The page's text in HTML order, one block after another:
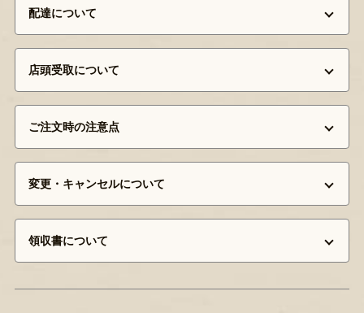
配達について
店頭受取について
ご注文時の注意点
変更・キャンセルについて
領収書について